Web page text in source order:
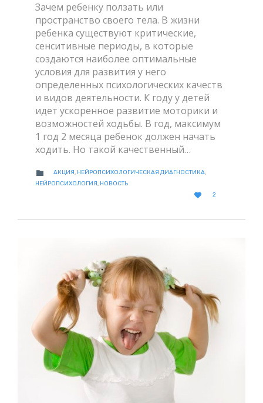
Зачем ребенку ползать или
пространство своего тела. В жизни
ребенка существуют критические,
сенситивные периоды, в которые
создаются наиболее оптимальные
условия для развития у него
определенных психологических качеств
и видов деятельности. К году у детей
идет ускоренное развитие моторики и
возможностей ходьбы. В год, максимум
1 год 2 месяца ребенок должен начать
ходить. Но такой качественный…
 CATEGORY
АКЦИЯ, НЕЙРОПСИХОЛОГИЧЕСКАЯ ДИАГНОСТИКА,
НЕЙРОПСИХОЛОГИЯ, НОВОСТЬ

LOVE
2